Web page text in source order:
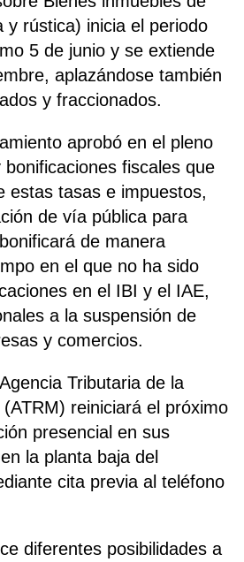
y rústica) inicia el periodo
5 de junio y se extiende
aplazándose también
y fraccionados.
aprobó en el pleno
fiscales que
estas tasas e impuestos,
de vía pública para
de manera
en el que no ha sido
en el IBI y el IAE,
a la suspensión de
y comercios.
Tributaria de la
reiniciará el próximo
presencial en sus
la planta baja del
cita previa al teléfono
diferentes posibilidades a